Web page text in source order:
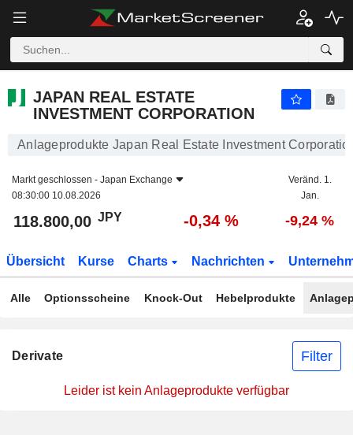
JAPAN REAL ESTATE
INVESTMENT CORPORATION
Anlageprodukte Japan Real Estate Investment
Markt geschlossen - Japan Exchange
08:30:00 10.08.2026
Veränd. 1.
Jan.
118.800,00 JPY -0,34 % -9,24 %
Übersicht Kurse Charts Nachrichten
Alle Optionsscheine Knock-Out Hebelprodukte
Derivate Filter
Leider ist kein Anlageprodukte verfügbar